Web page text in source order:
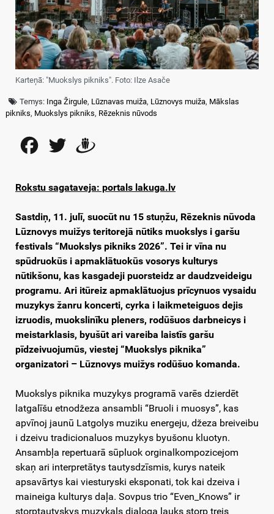
Karteņā: "Muokslys pikniks". Foto: Ilze Asače
Temys: Inga Žirgule, Lūznavas muiža, Lūznovys muiža, Mākslas
pikniks, Muokslys pikniks, Rēzeknis nūvods
FacebookTwitter
Rokstu sagataveja: portals lakuga.lv
Sastdiņ, 11. julī, suocūt nu 15 stuņžu, Rēzeknis nūvoda
Lūznovys muižys teritorejā nūtiks muokslys i garšu
festivals “Muokslys pikniks 2026”. Tei ir vīna nu
spūdruokūs i apmaklātuokūs vosorys kulturys
nūtikšonu, kas kasgadeji puorsteidz ar daudzveideigu
programu. Ari itūreiz apmaklātuojus prīcynuos vysaidu
muzykys žanru koncerti, cyrka i laikmeteiguos dejis
izruodis, muokslinīku pleners, rodūšuos darbneicys i
meistarklasis, byušūt ari vareiba laistīs garšu
pīdzeivuojumūs, viestej “Muokslys piknika”
organizatori – Lūznovys muižys rodūšuo komanda.
Muokslys piknika muzykys programā varēs dzierdēt
latgalīšu etnodžeza ansambli “Bruoli i muosys”, kas
apvīnoj jaunū Latgolys muziku energeju, džeza breiveibu
i dzeivu tradicionaluos muzykys byušonu kluotyn.
Ansambļa repertuarā sūpluok orginalkompozicejom
skaņ ari interpretātys tautysdzīsmis, kurys nateik
apsavārtys kai viesturyski eksponati, tok kai dzeiva i
maineiga kulturys daļa. Sovpus trio “Even_Knows” ir
storptautyskys muzykals dialoga lauks storp treis